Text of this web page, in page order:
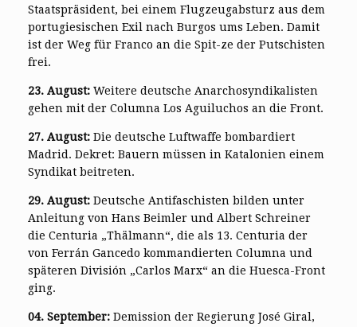
Staatspräsident, bei einem Flugzeugabsturz aus dem
portugiesischen Exil nach Burgos ums Leben. Damit
ist der Weg für Franco an die Spit-ze der Putschisten
frei.
23. August: Weitere deutsche Anarchosyndikalisten
gehen mit der Columna Los Aguiluchos an die Front.
27. August: Die deutsche Luftwaffe bombardiert
Madrid. Dekret: Bauern müssen in Katalonien einem
Syndikat beitreten.
29. August: Deutsche Antifaschisten bilden unter
Anleitung von Hans Beimler und Albert Schreiner
die Centuria „Thälmann“, die als 13. Centuria der
von Ferrán Gancedo kommandierten Columna und
späteren División „Carlos Marx“ an die Huesca-Front
ging.
04. September: Demission der Regierung José Giral,